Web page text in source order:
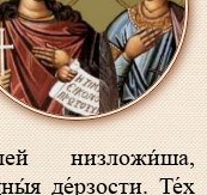
низложи́ша,
де́рзости. Те́х